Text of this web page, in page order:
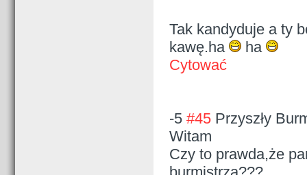
Tak kandyduje a ty
kawę.ha
ha
Cytować
-5 #45 Przyszły
Witam
Czy to prawda,że